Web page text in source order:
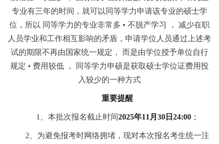
专业有三年的时间，就可以同等学力申请该专业的硕士学
位，所以 同等学力的专业非常多 • 不脱产学习
， 减少在职
人员学业和工作相互影响的矛盾，申请学位人员通过上述考
试的期限不再由国家统一规定， 而是由学位授予单位自行
规定 • 费用较低 ， 同等学力申硕是获取硕士学位证费用投
入较少的一种方式
重要提醒
1、本批次报名截止时间2025年11月30日24:00；
2、为避免报考时网络拥堵，现对本次报名考生统一注